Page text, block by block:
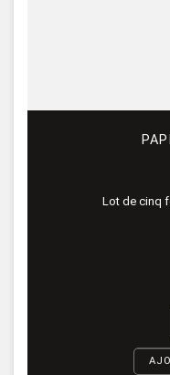
Lot de cinq